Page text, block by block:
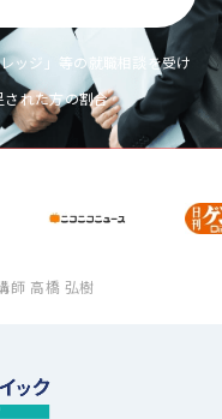
ジ」等の就職相談を受け
れた方の割合
師 高橋 弘樹